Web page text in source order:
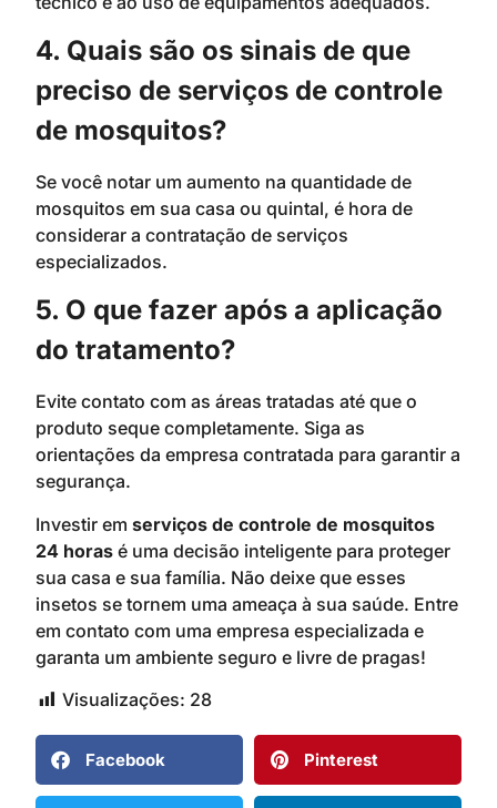
4. Quais são os sinais de que
preciso de serviços de controle
de mosquitos?
Se você notar um aumento na quantidade de
mosquitos em sua casa ou quintal, é hora de
considerar a contratação de serviços
especializados.
5. O que fazer após a aplicação
do tratamento?
Evite contato com as áreas tratadas até que o
produto seque completamente. Siga as
orientações da empresa contratada para garantir a
segurança.
Investir em serviços de controle de mosquitos
24 horas é uma decisão inteligente para proteger
sua casa e sua família. Não deixe que esses
insetos se tornem uma ameaça à sua saúde. Entre
em contato com uma empresa especializada e
garanta um ambiente seguro e livre de pragas!
Visualizações: 28
Facebook Pinterest